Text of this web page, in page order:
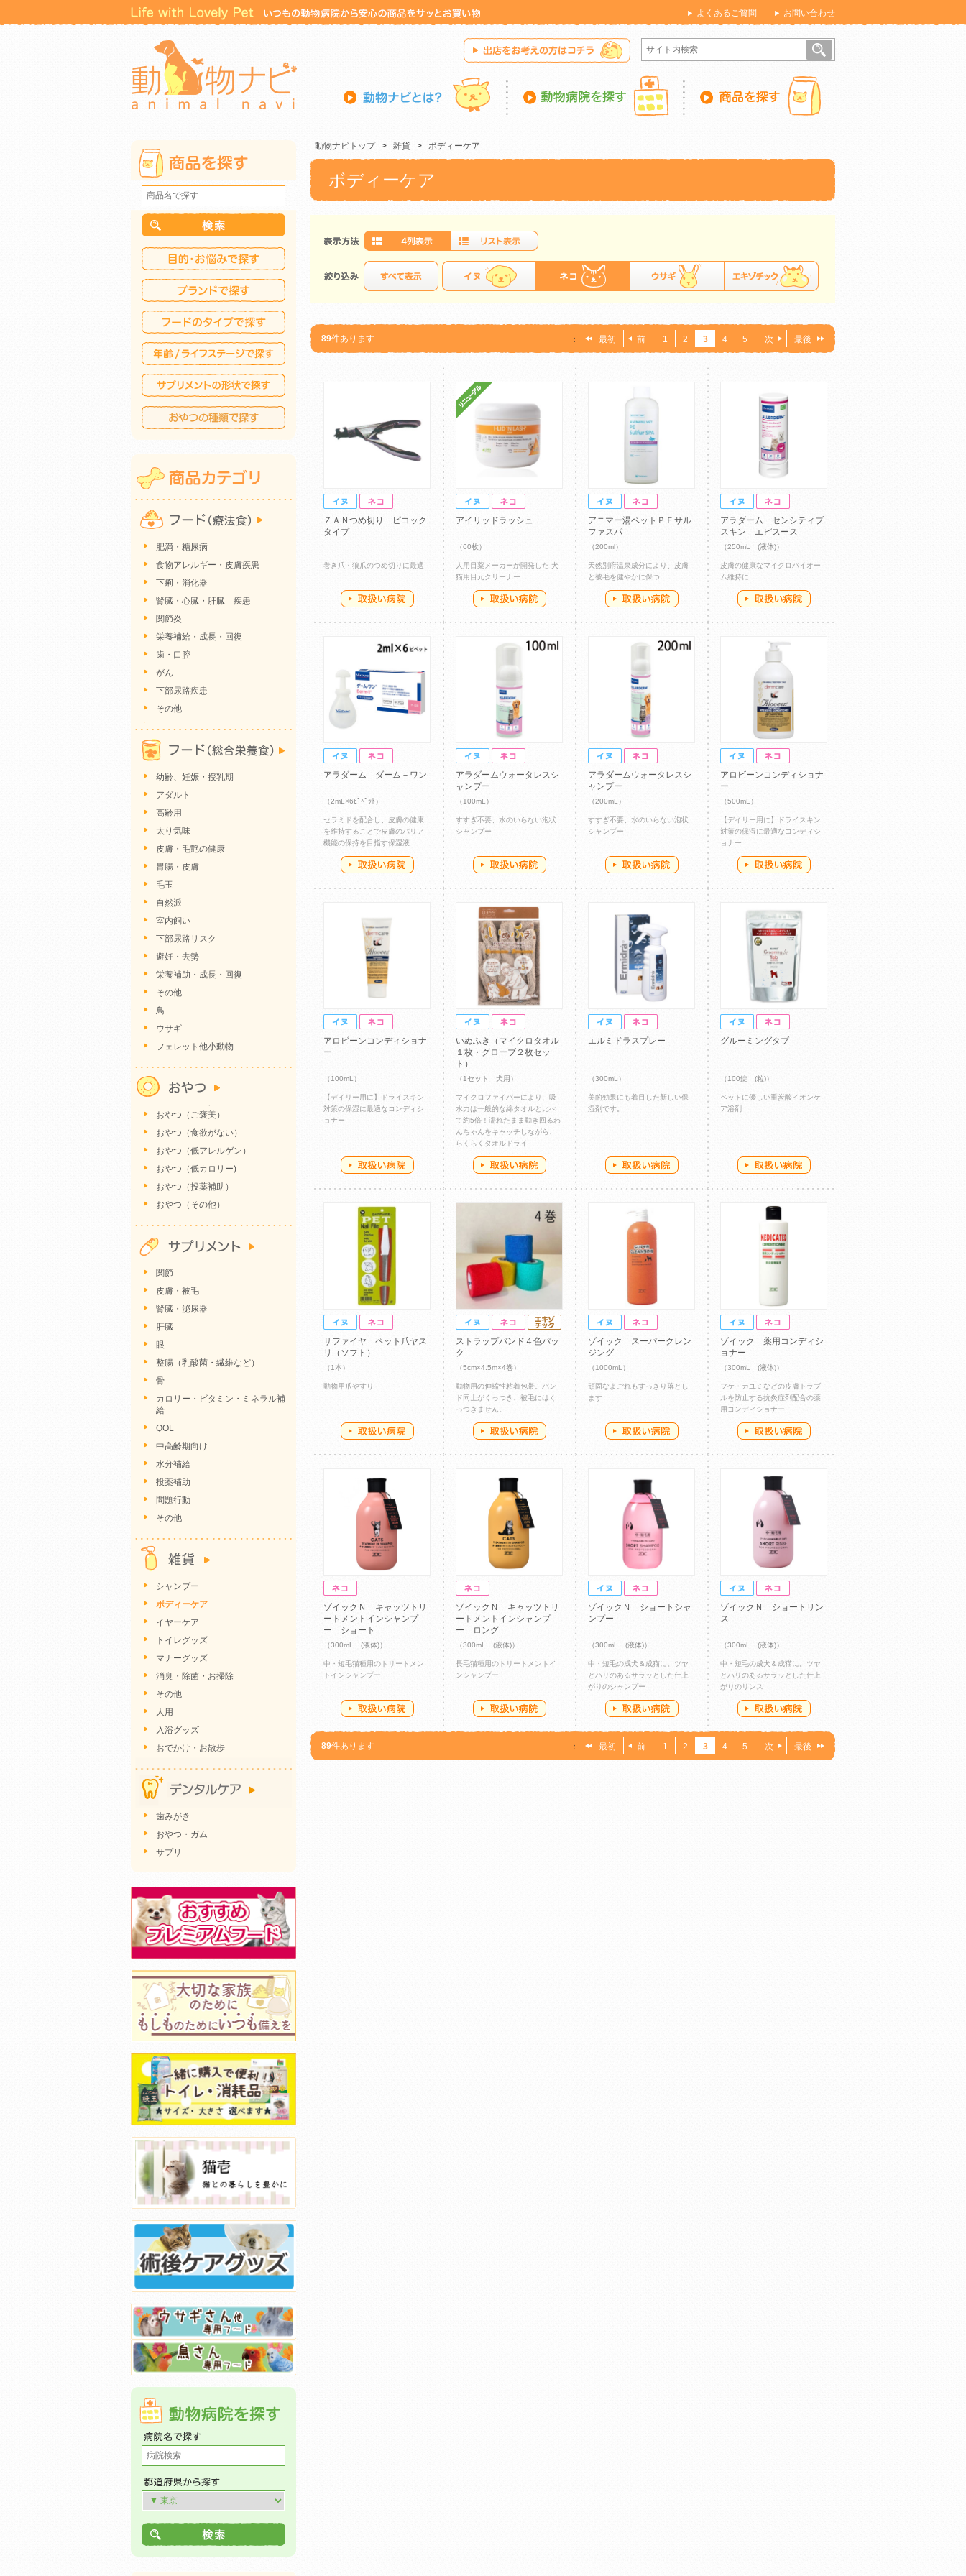
よくあるご質問 お問い合わせ
動物ナビトップ > 雑貨 > ボディーケア
ボディーケア
89件あります ： 最初 前 1 2 3 4 5 次 最後
ＺＡＮつめ切り ピコック
タイプ
巻き爪・狼爪のつめ切りに最適
アイリッドラッシュ
（60枚）
人用目薬メーカーが開発した 犬
猫用目元クリーナー
アニマー湯ベットＰＥサル
ファスパ
（200ml）
天然別府温泉成分により、皮膚
と被毛を健やかに保つ
アラダーム センシティブ
スキン エピスース
（250mL (液体)）
皮膚の健康なマイクロバイオー
ム維持に
アラダーム ダーム－ワン
（2mL×6ﾋﾟﾍﾟｯﾄ）
セラミドを配合し、皮膚の健康
を維持することで皮膚のバリア
機能の保持を目指す保湿液
アラダームウォータレスシ
ャンプー
（100mL）
すすぎ不要、水のいらない泡状
シャンプー
アラダームウォータレスシ
ャンプー
（200mL）
すすぎ不要、水のいらない泡状
シャンプー
アロビーンコンディショナ
ー
（500mL）
【デイリー用に】ドライスキン
対策の保湿に最適なコンディシ
ョナー
アロビーンコンディショナ
ー
（100mL）
【デイリー用に】ドライスキン
対策の保湿に最適なコンディシ
ョナー
いぬふき（マイクロタオル
１枚・グローブ２枚セッ
ト）
（1セット 犬用）
マイクロファイバーにより、吸
水力は一般的な綿タオルと比べ
て約5倍！濡れたまま動き回るわ
んちゃんをキャッチしながら、
らくらくタオルドライ
エルミドラスプレー
（300mL）
美的効果にも着目した新しい保
湿剤です。
グルーミングタブ
（100錠 (粒)）
ペットに優しい重炭酸イオンケ
ア浴剤
サファイヤ ペット爪ヤス
リ（ソフト）
（1本）
動物用爪やすり
ストラップバンド４色パッ
ク
（5cm×4.5m×4巻）
動物用の伸縮性粘着包帯。バン
ド同士がくっつき、被毛にはく
っつきません。
ゾイック スーパークレン
ジング
（1000mL）
頑固なよごれもすっきり落とし
ます
ゾイック 薬用コンディシ
ョナー
（300mL (液体)）
フケ・カユミなどの皮膚トラブ
ルを防止する抗炎症剤配合の薬
用コンディショナー
ゾイックＮ キャッツトリ
ートメントインシャンプ
ー ショート
（300mL (液体)）
中・短毛猫種用のトリートメン
トインシャンプー
ゾイックＮ キャッツトリ
ートメントインシャンプ
ー ロング
（300mL (液体)）
長毛猫種用のトリートメントイ
ンシャンプー
ゾイックＮ ショートシャ
ンプー
（300mL (液体)）
中・短毛の成犬＆成猫に。ツヤ
とハリのあるサラッとした仕上
がりのシャンプー
ゾイックＮ ショートリン
ス
（300mL (液体)）
中・短毛の成犬＆成猫に。ツヤ
とハリのあるサラッとした仕上
がりのリンス
89件あります ： 最初 前 1 2 3 4 5 次 最後
肥満・糖尿病
食物アレルギー・皮膚疾患
下痢・消化器
腎臓・心臓・肝臓 疾患
関節炎
栄養補給・成長・回復
歯・口腔
がん
下部尿路疾患
その他
幼齢、妊娠・授乳期
アダルト
高齢用
太り気味
皮膚・毛艶の健康
胃腸・皮膚
毛玉
自然派
室内飼い
下部尿路リスク
避妊・去勢
栄養補助・成長・回復
その他
鳥
ウサギ
フェレット他小動物
おやつ（ご褒美）
おやつ（食欲がない）
おやつ（低アレルゲン）
おやつ（低カロリー)
おやつ（投薬補助）
おやつ（その他）
関節
皮膚・被毛
腎臓・泌尿器
肝臓
眼
整腸（乳酸菌・繊維など）
骨
カロリー・ビタミン・ミネラル補
給
QOL
中高齢期向け
水分補給
投薬補助
問題行動
その他
シャンプー
ボディーケア
イヤーケア
トイレグッズ
マナーグッズ
消臭・除菌・お掃除
その他
人用
入浴グッズ
おでかけ・お散歩
歯みがき
おやつ・ガム
サプリ